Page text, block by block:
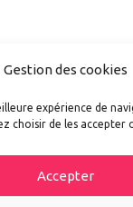
Gestion des cookies
expérience de
choisir de les accepter
Accepter